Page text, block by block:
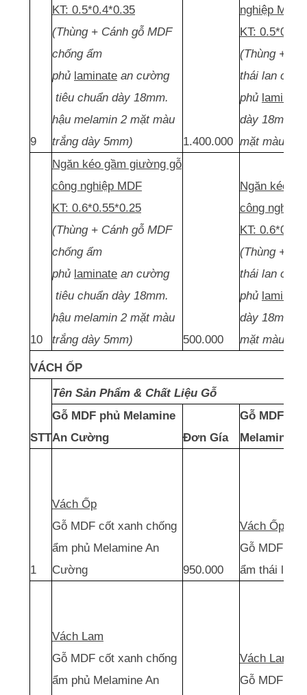
9
KT: 0.5*0.4*0.35
(Thùng + Cánh gỗ MDF
chống ẩm
phủ laminate an cường
tiêu chuẩn dày 18mm.
hậu melamin 2 mặt màu
trắng dày 5mm)
1.400.000
nghiệp MDF
KT:
(Thùng +
thái lan
phủ laminate
dày 18mm.
mặt màu
10
Ngăn kéo gầm giường gỗ
công nghiệp MDF
KT: 0.6*0.55*0.25
(Thùng + Cánh gỗ MDF
chống ẩm
phủ laminate an cường
tiêu chuẩn dày 18mm.
hậu melamin 2 mặt màu
trắng dày 5mm)
500.000
Ngăn kéo
công nghiệp
KT:
(Thùng +
thái lan
phủ laminate
dày 18mm.
mặt màu
VÁCH ỐP
STT
Tên Sản Phẩm & Chất Liệu Gỗ
Gỗ MDF phủ Melamine
An Cường
Đơn Gía
Gỗ MDF
Melamine
1
Vách Ốp
Gỗ MDF cốt xanh chống
ẩm phủ Melamine An
Cường
950.000
Vách Ốp
Gỗ MDF cốt
ẩm thái lan
Vách Lam
Gỗ MDF cốt xanh chống
ẩm phủ Melamine An
Vách Lam
Gỗ MDF cốt